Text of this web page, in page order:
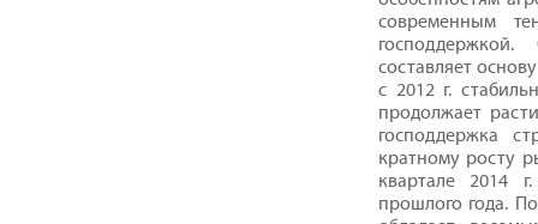
современным
составляет
с 2012 г.
продолжает
господдержка
кратному росту
квартале 2014
прошлого года.